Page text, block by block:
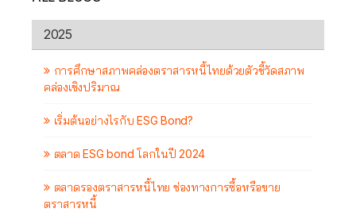
2025
การศึกษาสภาพคล่องตราสารหนี้ไทยด้วยตัวชี้วัดสภาพ
คล่องเชิงปริมาณ
เริ่มต้นอย่างไรกับ ESG Bond?
ตลาด ESG bond โลกในปี 2024
ตลาดรองตราสารหนี้ไทย ช่องทางการซื้อหรือขาย
ตราสารหนี้